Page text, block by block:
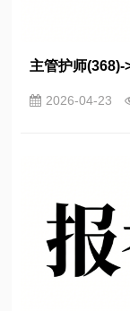
主管护师
2026-04-23